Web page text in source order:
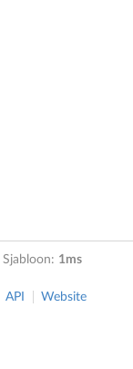
Sjabloon: 1ms
API Website